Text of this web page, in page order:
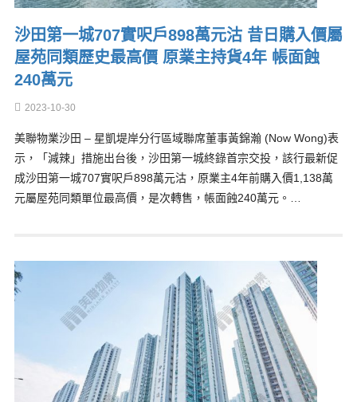
沙田第一城707實呎戶898萬元沽 昔日購入價屬
屋苑同類歷史最高價 原業主持貨4年 帳面蝕
240萬元
2023-10-30
美聯物業沙田 – 星凱堤岸分行區域聯席董事黃錦瀚 (Now Wong)表
示，「減辣」措施出台後，沙田第一城終錄首宗交投，該行最新促
成沙田第一城707實呎戶898萬元沽，原業主4年前購入價1,138萬
元屬屋苑同類單位最高價，是次轉售，帳面蝕240萬元。…